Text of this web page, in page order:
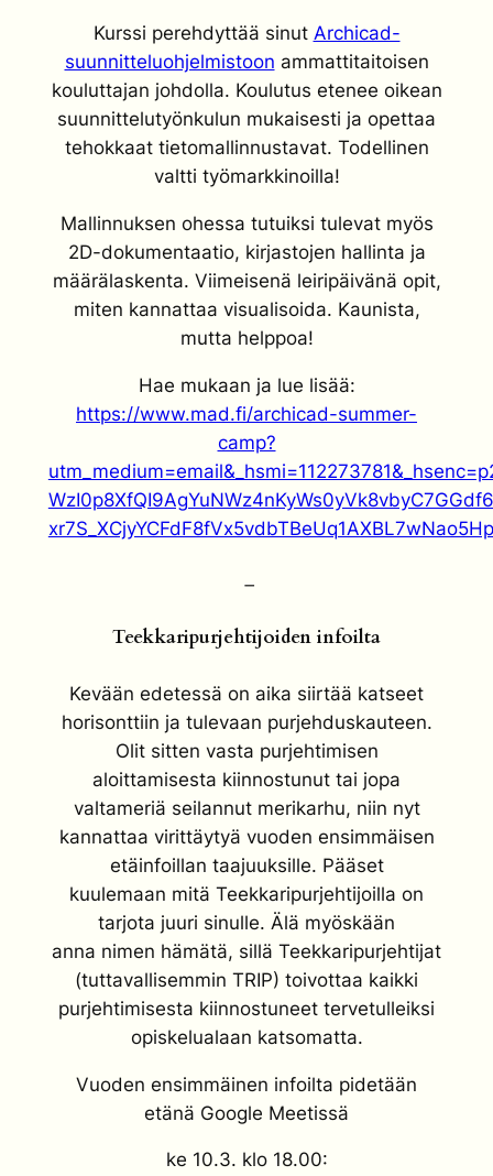
Kurssi perehdyttää sinut Archicad-
suunnitteluohjelmistoon ammattitaitoisen
kouluttajan johdolla. Koulutus etenee oikean
suunnittelutyönkulun mukaisesti ja opettaa
tehokkaat tietomallinnustavat. Todellinen
valtti työmarkkinoilla!
Mallinnuksen ohessa tutuiksi tulevat myös
2D-dokumentaatio, kirjastojen hallinta ja
määrälaskenta. Viimeisenä leiripäivänä opit,
miten kannattaa visualisoida. Kaunista,
mutta helppoa!
Hae mukaan ja lue lisää:
https://www.mad.fi/archicad-summer-
camp?
–
Teekkaripurjehtijoiden infoilta
Kevään edetessä on aika siirtää katseet
horisonttiin ja tulevaan purjehduskauteen.
Olit sitten vasta purjehtimisen
aloittamisesta kiinnostunut tai jopa
valtameriä seilannut merikarhu, niin nyt
kannattaa virittäytyä vuoden ensimmäisen
etäinfoillan taajuuksille. Pääset
kuulemaan mitä Teekkaripurjehtijoilla on
tarjota juuri sinulle. Älä myöskään
anna nimen hämätä, sillä Teekkaripurjehtijat
(tuttavallisemmin TRIP) toivottaa kaikki
purjehtimisesta kiinnostuneet tervetulleiksi
opiskelualaan katsomatta.
Vuoden ensimmäinen infoilta pidetään
etänä Google Meetissä
ke 10.3. klo 18.00: